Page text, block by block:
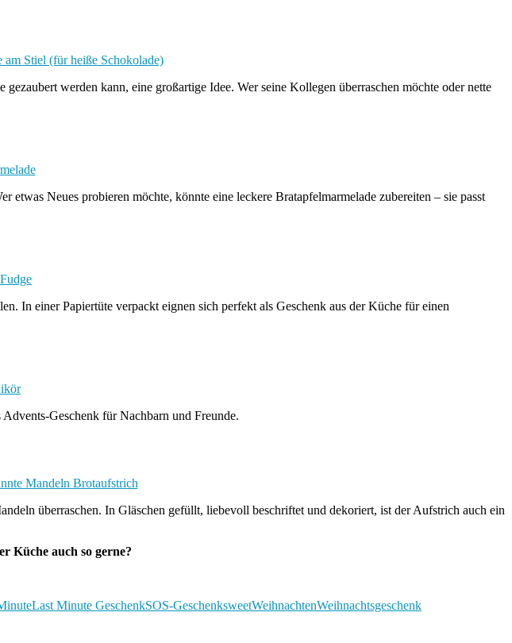
werden kann, eine großartige Idee. Wer seine Kollegen überraschen möchte oder nette
Neues probieren möchte, könnte eine leckere Bratapfelmarmelade zubereiten – sie passt
In einer Papiertüte verpackt eignen sich perfekt als Geschenk aus der Küche für einen
Geschenk für Nachbarn und Freunde.
überraschen. In Gläschen gefüllt, liebevoll beschriftet und dekoriert, ist der Aufstrich auch ein
Küche auch so gerne?
Last Minute GeschenkSOS-GeschenksweetWeihnachtenWeihnachtsgeschenk